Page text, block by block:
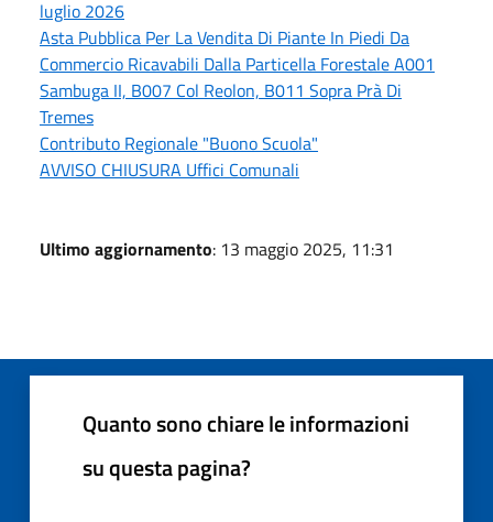
luglio 2026
Asta Pubblica Per La Vendita Di Piante In Piedi Da
Commercio Ricavabili Dalla Particella Forestale A001
Sambuga II, B007 Col Reolon, B011 Sopra Prà Di
Tremes
Contributo Regionale "Buono Scuola"
AVVISO CHIUSURA Uffici Comunali
Ultimo aggiornamento: 13 maggio 2025, 11:31
Quanto sono chiare le informazioni
su questa pagina?